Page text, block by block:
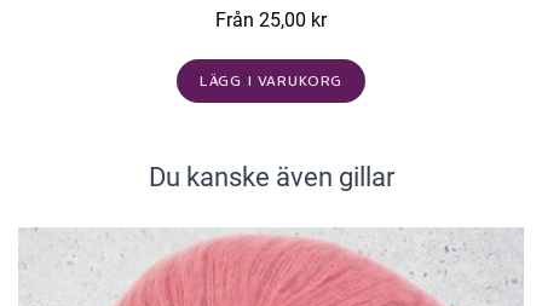
Från 25,00 kr
LÄGG I VARUKORG
Du kanske även gillar